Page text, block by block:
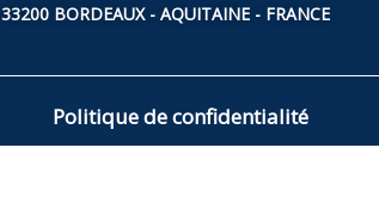
33200 BORDEAUX - AQUITAINE - FRANCE
Politique de confidentialité